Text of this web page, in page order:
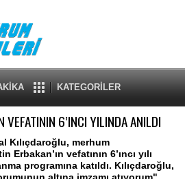
KATEGORİLER
VEFATININ 6’INCI YILINDA ANILDI
Kılıçdaroğlu, merhum
vefatının 6’ıncı yılı
programına katıldı. Kılıçdaroğlu,